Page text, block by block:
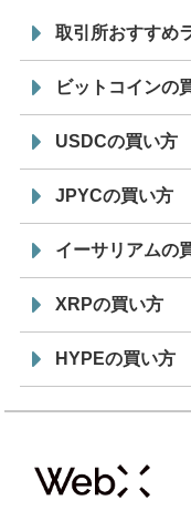
取引所おすすめ
ビットコインの
USDCの買い方
JPYCの買い方
イーサリアムの
XRPの買い方
HYPEの買い方